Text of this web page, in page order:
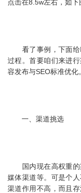
点击在8.5w左右，如下
看了事例，下面给
过程。首要咱们来进
容发布与SEO标准优化。
一、渠道挑选
国内现在高权重的
媒体渠道等。可是个
渠道作用不高，而且